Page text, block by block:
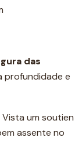
das
profundidade e
um soutien
assente no